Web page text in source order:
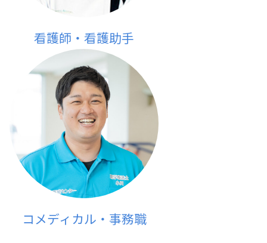
看護師・看護助手
コメディカル・事務職